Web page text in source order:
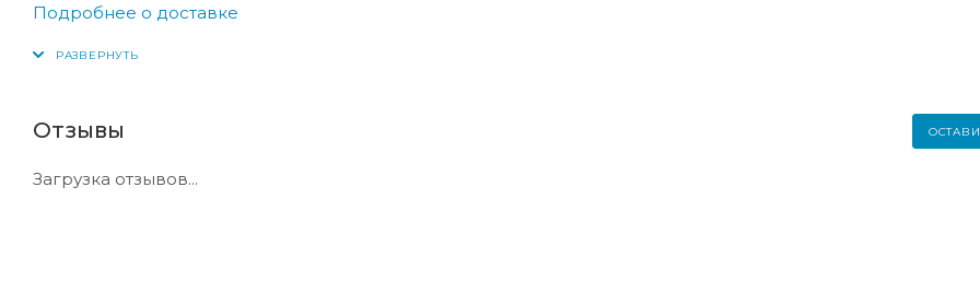
Подробнее о доставке
Отзывы
Загрузка отзывов...